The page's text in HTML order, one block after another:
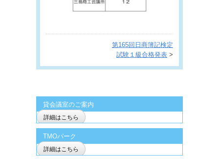
第165回日商簿記検定
試験１級合格発表>
貸会議室のご案内
詳細はこちら
TMOパーク
詳細はこちら